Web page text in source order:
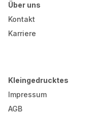
Über uns
Kontakt
Karriere
Kleingedrucktes
Impressum
AGB